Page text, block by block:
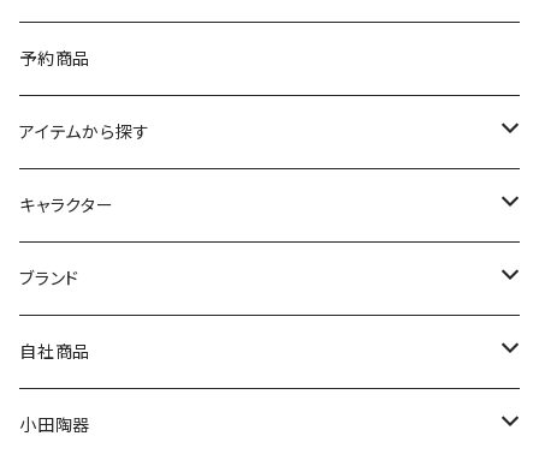
予約商品
アイテムから探す
九谷焼
マグ＆カップ
プレート
ボウル
キャラクター
ムーミン
80th記念アイテム
リトルミイの日記念アイテム
MOOMIN ANIMATION
スヌーピー
ブランド
LA AMYS(エミーズ)
LISA LARSON(リサラーソン)
自社商品
ねこ企画
小田陶器